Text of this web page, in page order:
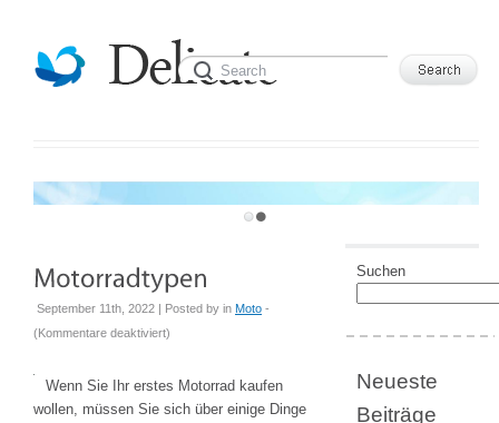
September 11th, 2022 | Posted by in Moto -
(Kommentare deaktiviertfür
)
Wenn Sie Ihr erstes Motorrad kaufen
wollen, müssen Sie sich über einige Dinge
Suchen
Neueste
Beiträge